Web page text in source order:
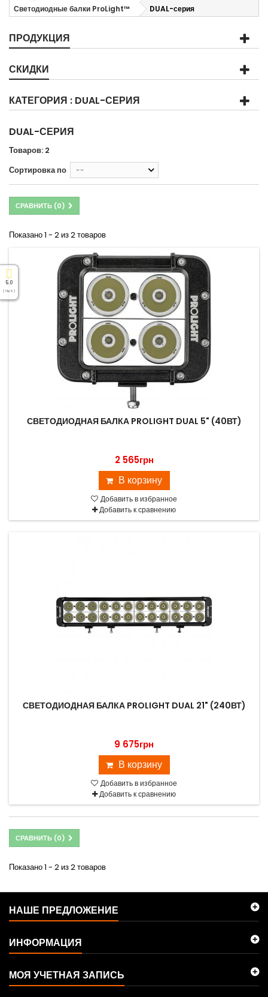
Светодиодные балки ProLight™
DUAL-серия
ПРОДУКЦИЯ
СКИДКИ
КАТЕГОРИЯ : DUAL-СЕРИЯ
DUAL-СЕРИЯ
Товаров: 2
Сортировка по
--
СРАВНИТЬ (0)
Показано 1 - 2 из 2 товаров
СВЕТОДИОДНАЯ БАЛКА PROLIGHT DUAL 5" (40ВТ)
2 565грн
В корзину
Добавить в избранное
Добавить к сравнению
СВЕТОДИОДНАЯ БАЛКА PROLIGHT DUAL 21" (240ВТ)
9 675грн
В корзину
Добавить в избранное
Добавить к сравнению
СРАВНИТЬ (0)
Показано 1 - 2 из 2 товаров
5.0
( На 5 )
НАШЕ ПРЕДЛОЖЕНИЕ
ИНФОРМАЦИЯ
МОЯ УЧЕТНАЯ ЗАПИСЬ